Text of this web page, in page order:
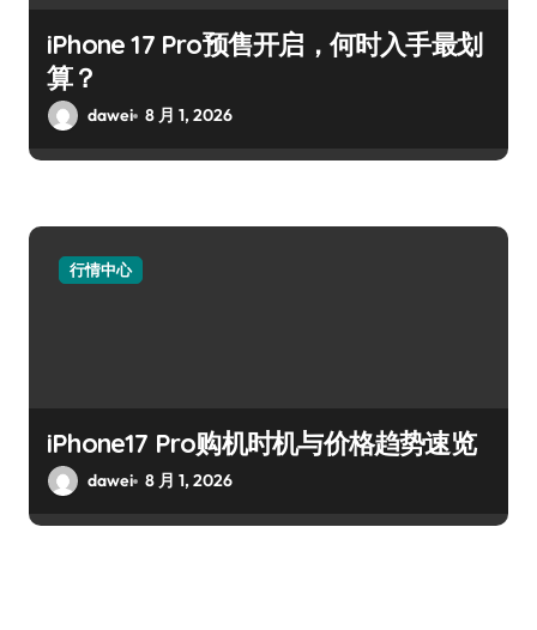
iPhone 17 Pro预售开启，何时入手最划
算？
dawei 8 月 1, 2026
行情中心
iPhone17 Pro购机时机与价格趋势速览
dawei 8 月 1, 2026